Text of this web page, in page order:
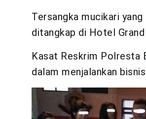
Tersangka mucikari
ditangkap di Hotel
Kasat Reskrim Polresta
dalam menjalankan